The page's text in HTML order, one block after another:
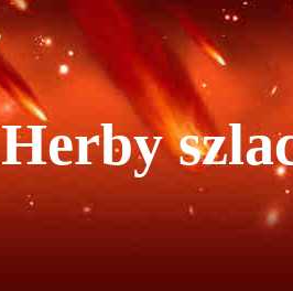
Herby